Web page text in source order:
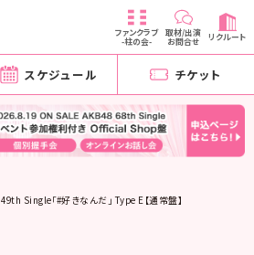
ファンクラブ
-柱の会-
取材/出演
お問合せ リクルート
スケジュール チケット
49th Single「#好きなんだ」 Type E【通常盤】